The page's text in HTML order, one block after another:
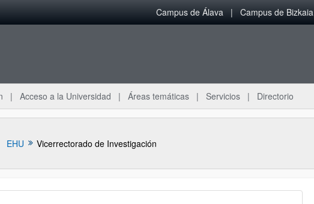
Campus de Álava Campus de Bizkaia
Acceso a la Universidad Áreas temáticas Servicios Directorio
EHU Vicerrectorado de Investigación